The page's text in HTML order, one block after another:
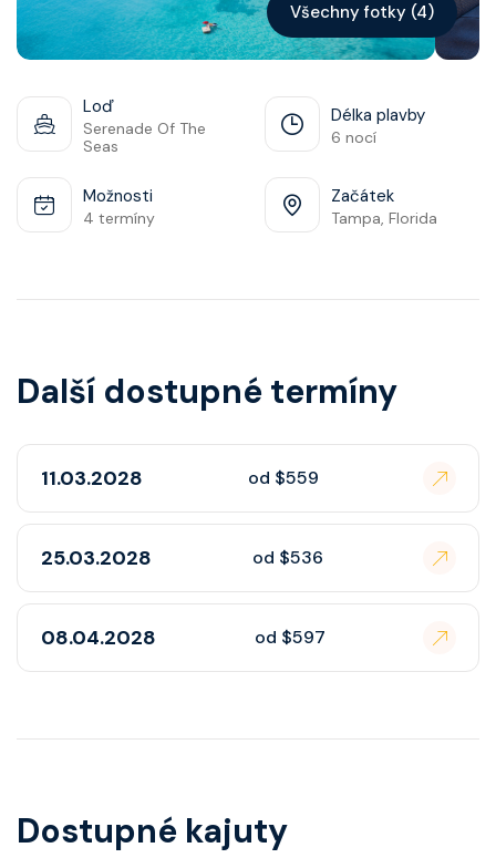
Všechny fotky (4)
Loď
Serenade Of The
Seas
Délka plavby
6 nocí
Možnosti
4 termíny
Začátek
Tampa, Florida
Další dostupné termíny
11.03.2028 od $559
25.03.2028 od $536
08.04.2028 od $597
Dostupné kajuty